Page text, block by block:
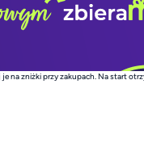
na zniżki przy zakupach. Na start